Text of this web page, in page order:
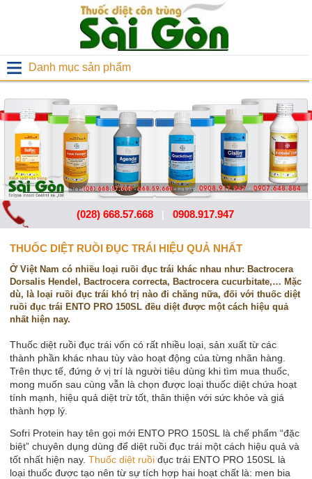
Danh mục sản phẩm
(028) 668.57.668| 0908.917.947
THUỐC DIỆT RUỒI ĐỤC TRÁI HIỆU QUẢ NHẤT
Ở Việt Nam có nhiều loại ruồi đục trái khác nhau như: Bactrocera
Dorsalis Hendel, Bactrocera correcta, Bactrocera cucurbitate,… Mặc
dù, là loại ruồi đục trái khó trị nào đi chăng nữa, đối với thuốc diệt
ruồi đục trái ENTO PRO 150SL đều diệt được một cách hiệu quả
nhất hiện nay.
Thuốc diệt ruồi đục trái vốn có rất nhiều loại, sản xuất từ các
thành phần khác nhau tùy vào hoạt động của từng nhãn hàng.
Trên thực tế, đứng ở vị trí là người tiêu dùng khi tìm mua thuốc,
mong muốn sau cùng vẫn là chọn được loại thuốc diệt chứa hoạt
tính mạnh, hiệu quả diệt trừ tốt, thân thiện với sức khỏe và giá
thành hợp lý.
Sofri Protein hay tên gọi mới ENTO PRO 150SL là chế phẩm “đặc
biệt” chuyên dụng dùng để diệt ruồi đục trái một cách hiệu quả và
tốt nhất hiện nay. Thuốc diệt ruồiđục trái ENTO PRO 150SL là
loại thuốc được tạo nên từ sự tích hợp hai hoạt chất là: men bia